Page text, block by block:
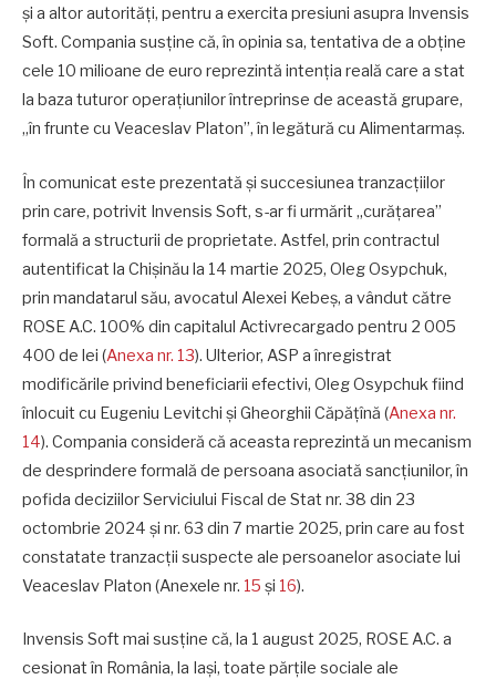
și a altor autorități, pentru a exercita presiuni asupra Invensis
Soft. Compania susține că, în opinia sa, tentativa de a obține
cele 10 milioane de euro reprezintă intenția reală care a stat
la baza tuturor operațiunilor întreprinse de această grupare,
„în frunte cu Veaceslav Platon”, în legătură cu Alimentarmaș.
În comunicat este prezentată și succesiunea tranzacțiilor
prin care, potrivit Invensis Soft, s-ar fi urmărit „curățarea”
formală a structurii de proprietate. Astfel, prin contractul
autentificat la Chișinău la 14 martie 2025, Oleg Osypchuk,
prin mandatarul său, avocatul Alexei Kebeș, a vândut către
ROSE A.C. 100% din capitalul Activrecargado pentru 2 005
400 de lei (Anexa nr. 13). Ulterior, ASP a înregistrat
modificările privind beneficiarii efectivi, Oleg Osypchuk fiind
înlocuit cu Eugeniu Levitchi și Gheorghii Căpățînă (Anexa nr.
14). Compania consideră că aceasta reprezintă un mecanism
de desprindere formală de persoana asociată sancțiunilor, în
pofida deciziilor Serviciului Fiscal de Stat nr. 38 din 23
octombrie 2024 și nr. 63 din 7 martie 2025, prin care au fost
constatate tranzacții suspecte ale persoanelor asociate lui
Veaceslav Platon (Anexele nr. 15 și 16).
Invensis Soft mai susține că, la 1 august 2025, ROSE A.C. a
cesionat în România, la Iași, toate părțile sociale ale